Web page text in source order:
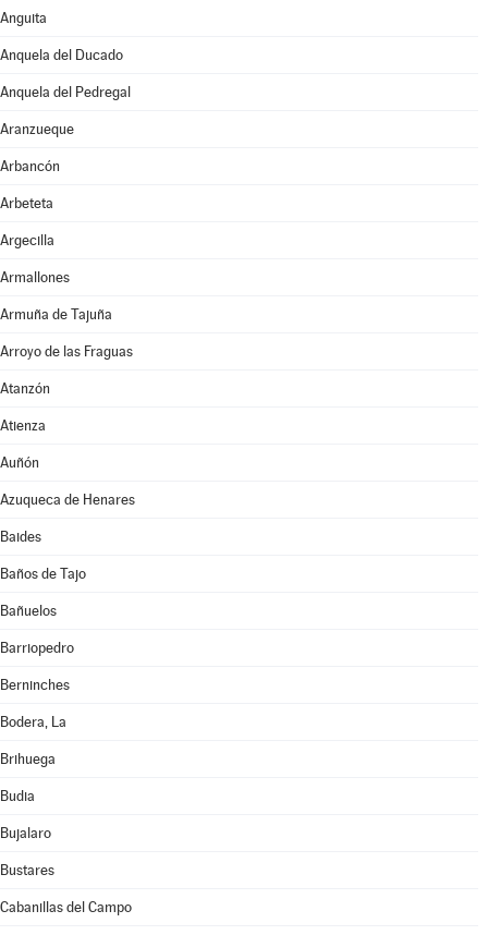
Anguita
Anquela del Ducado
Anquela del Pedregal
Aranzueque
Arbancón
Arbeteta
Argecilla
Armallones
Armuña de Tajuña
Arroyo de las Fraguas
Atanzón
Atienza
Auñón
Azuqueca de Henares
Baides
Baños de Tajo
Bañuelos
Barriopedro
Berninches
Bodera, La
Brihuega
Budia
Bujalaro
Bustares
Cabanillas del Campo